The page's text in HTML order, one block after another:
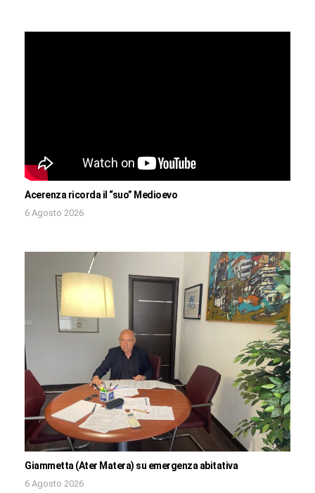
Acerenza ricorda il “suo” Medioevo
6 Agosto 2026
Giammetta (Ater Matera) su emergenza abitativa
6 Agosto 2026